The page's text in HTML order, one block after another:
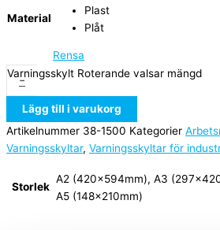
Material
Plast
Plåt
Rensa
-
Varningsskylt Roterande valsar mängd
Lägg till i varukorg
Artikelnummer 38-1500 Kategorier
Varningsskyltar, Varningsskyltar för
Storlek
A2 (420x594mm), A3
A5 (148x210mm)